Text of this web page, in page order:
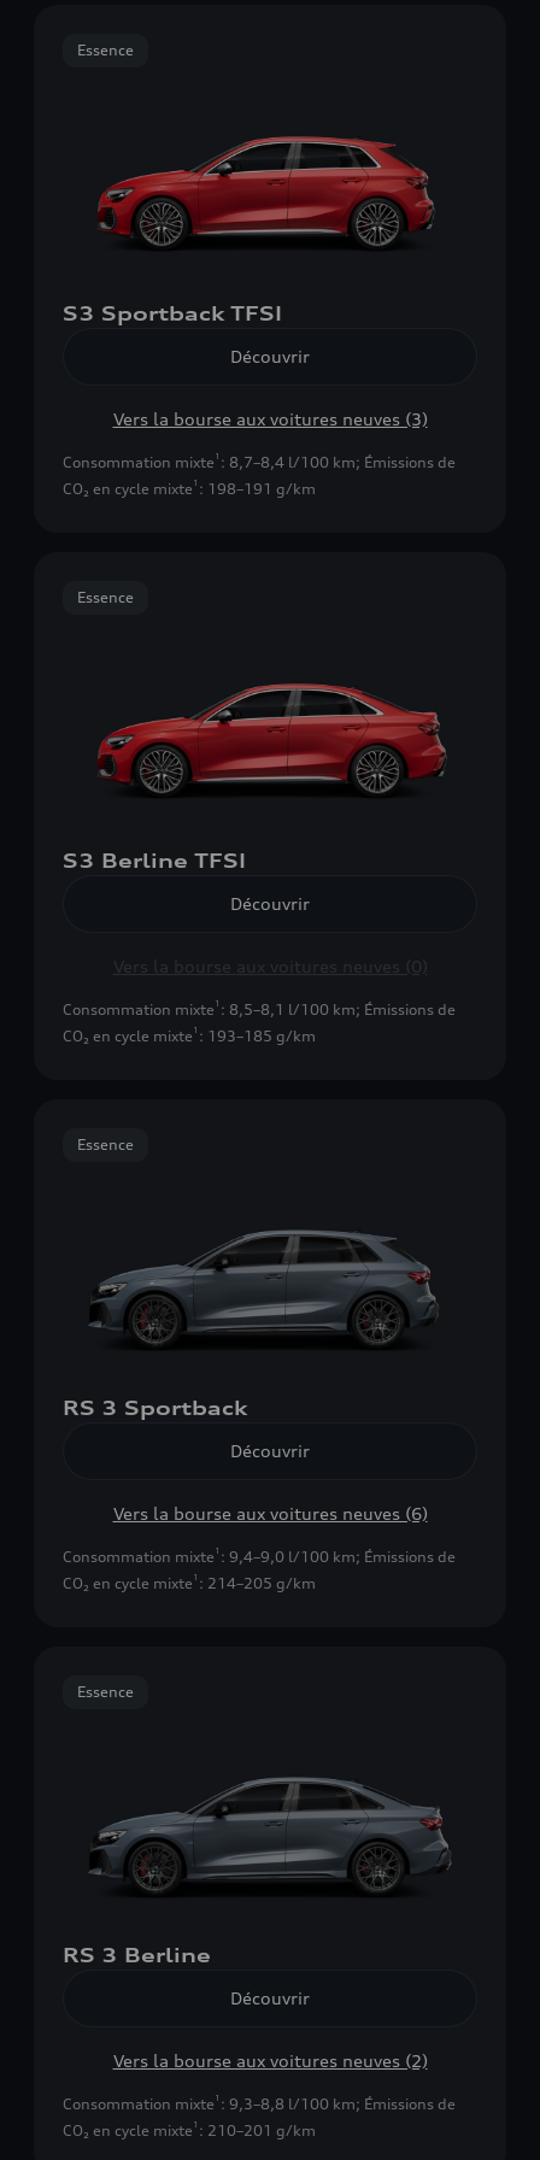
Essence
S3 Sportback TFSI
Découvrir
Vers la bourse aux voitures neuves (3)
Consommation mixte 1 : 8,7–8,4 l/100 km; Émissions de
CO₂ en cycle mixte 1 : 198–191 g/km
Essence
S3 Berline TFSI
Découvrir
Vers la bourse aux voitures neuves (0)
Consommation mixte 1 : 8,5–8,1 l/100 km; Émissions de
CO₂ en cycle mixte 1 : 193–185 g/km
Essence
RS 3 Sportback
Découvrir
Vers la bourse aux voitures neuves (6)
Consommation mixte 1 : 9,4–9,0 l/100 km; Émissions de
CO₂ en cycle mixte 1 : 214–205 g/km
Essence
RS 3 Berline
Découvrir
Vers la bourse aux voitures neuves (2)
Consommation mixte 1 : 9,3–8,8 l/100 km; Émissions de
CO₂ en cycle mixte 1 : 210–201 g/km